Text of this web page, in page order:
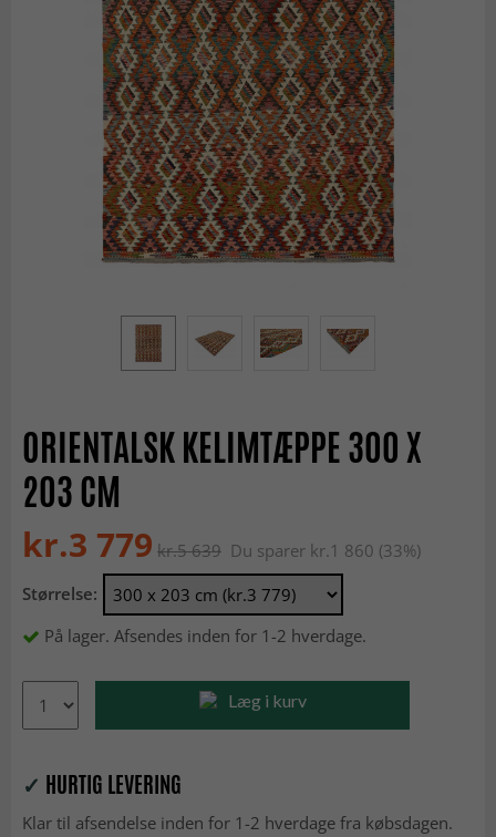
ORIENTALSK KELIMTÆPPE 300 X
203 CM
kr.3 779 kr.5 639 Du sparer kr.1 860 (33%)
Størrelse:
På lager. Afsendes inden for 1-2 hverdage.
Læg i kurv
✓ HURTIG LEVERING
Klar til afsendelse inden for 1-2 hverdage fra købsdagen.